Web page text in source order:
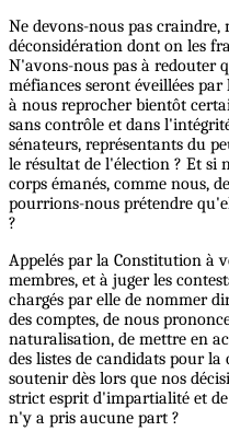
Ne devons-nous pas craindre,
déconsidération dont on les
N'avons-nous pas à redouter
méfiances seront éveillées
à nous reprocher bientôt
sans contrôle et dans
sénateurs, représentants du
le résultat de l'élection ? Et si
corps émanés, comme nous,
pourrions-nous prétendre
?
Appelés par la Constitution à
membres, et à juger les
chargés par elle de nommer
des comptes, de nous
naturalisation, de mettre en
des listes de candidats pour
soutenir dès lors que nos
strict esprit d'impartialité et
n'y a pris aucune part ?